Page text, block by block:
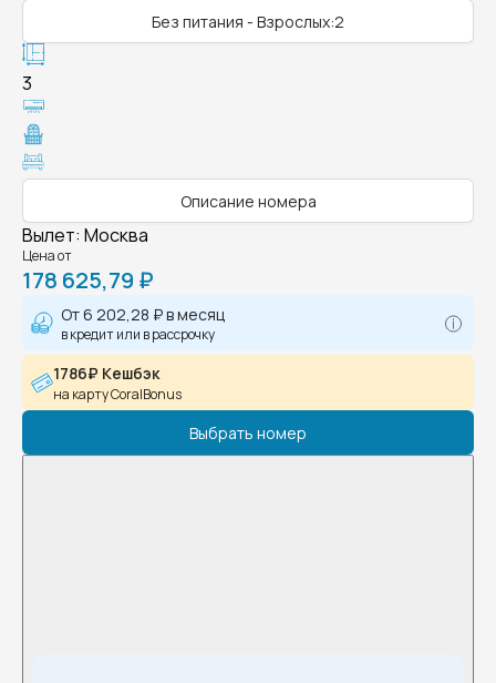
Без питания - Взрослых:2
3
Описание номера
Вылет: Москва
Цена от
178 625,79 ₽
От6 202,28 ₽в месяц
в кредит или в рассрочку
1786₽ Кешбэк
на карту CoralBonus
Выбрать номер